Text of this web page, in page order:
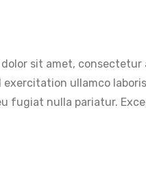
dolor sit amet,
ullamco
fugiat nulla pariatur.